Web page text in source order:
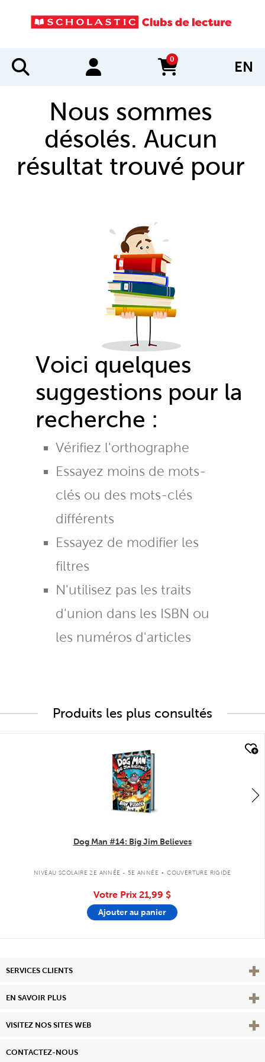
0
items in cart EN
Nous sommes
désolés. Aucun
résultat trouvé pour
Voici quelques
suggestions pour la
recherche :
Vérifiez l'orthographe
Essayez moins de mots-
clés ou des mots-clés
différents
Essayez de modifier les
filtres
N'utilisez pas les traits
d'union dans les ISBN ou
les numéros d'articles
Produits les plus consultés
Dog Man #14: Big Jim Believes
NIVEAU SCOLAIRE 2E ANNÉE - 5E ANNÉE . COUVERTURE RIGIDE
Votre Prix 21,99 $
Ajouter au panier
SERVICES CLIENTS
EN SAVOIR PLUS View
VISITEZ NOS SITES WEB
CONTACTEZ-NOUS